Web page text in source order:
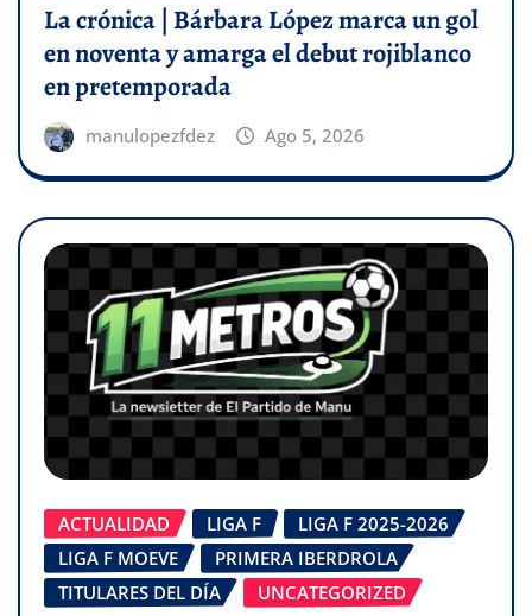
La crónica | Bárbara López marca un gol
en noventa y amarga el debut rojiblanco
en pretemporada
manulopezfdez Ago 5, 2026
ACTUALIDAD LIGA F
LIGA F 2025-2026
LIGA F MOEVE
PRIMERA IBERDROLA
TITULARES DEL DÍA
UNCATEGORIZED